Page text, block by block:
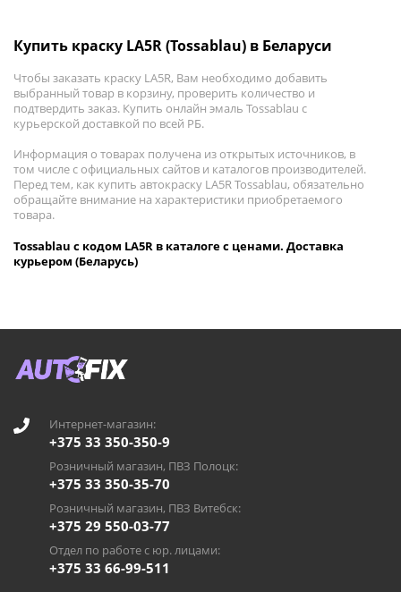
Купить краску LA5R (Tossablau) в Беларуси
Чтобы заказать краску LA5R, Вам необходимо добавить
выбранный товар в корзину, проверить количество и
подтвердить заказ. Купить онлайн эмаль Tossablau с
курьерской доставкой по всей РБ.
Информация о товарах получена из открытых источников, в
том числе с официальных сайтов и каталогов производителей.
Перед тем, как купить автокраску LA5R Tossablau, обязательно
обращайте внимание на характеристики приобретаемого
товара.
Tossablau с кодом LA5R в каталоге с ценами. Доставка
курьером (Беларусь)
Интернет-магазин:
+375 33 350-350-9
Розничный магазин, ПВЗ Полоцк:
+375 33 350-35-70
Розничный магазин, ПВЗ Витебск:
+375 29 550-03-77
Отдел по работе с юр. лицами:
+375 33 66-99-511